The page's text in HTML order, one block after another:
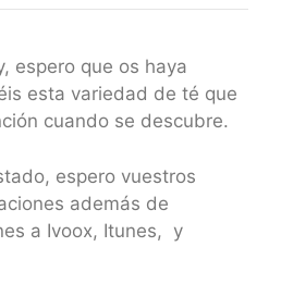
espero que os haya
esta variedad de té que
cuando se descubre.
espero vuestros
además de
a Ivoox, Itunes, y